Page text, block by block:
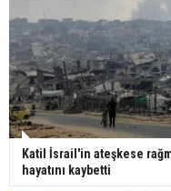
Katil İsrail'in ateşkese
hayatını kaybetti